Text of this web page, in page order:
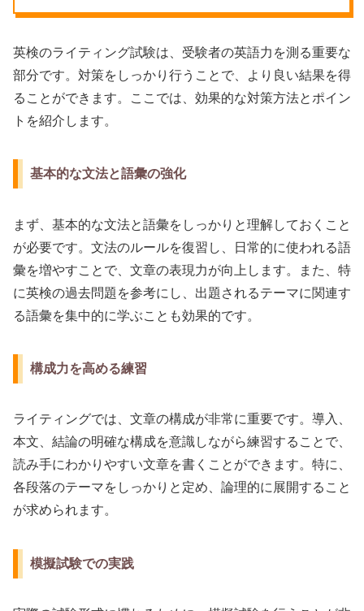
英検のライティング試験は、受験者の英語力を測る重要な
部分です。対策をしっかり行うことで、より良い結果を得
ることができます。ここでは、効果的な対策方法とポイン
トを紹介します。
基本的な文法と語彙の強化
まず、基本的な文法と語彙をしっかりと理解しておくこと
が必要です。文法のルールを復習し、日常的に使われる語
彙を増やすことで、文章の表現力が向上します。また、特
に英検の過去問題を参考にし、出題されるテーマに関連す
る語彙を集中的に学ぶことも効果的です。
構成力を高める練習
ライティングでは、文章の構成が非常に重要です。導入、
本文、結論の明確な構成を意識しながら練習することで、
読み手にわかりやすい文章を書くことができます。特に、
各段落のテーマをしっかりと定め、論理的に展開すること
が求められます。
模擬試験での実践